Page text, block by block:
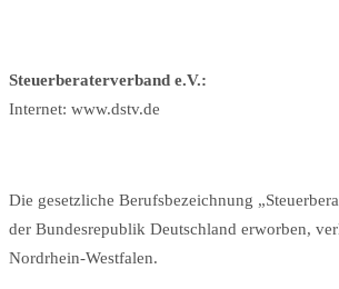
Steuerberaterverband e.V.:
Internet: www.dstv.de
Die gesetzliche Berufsbezeichnung
der Bundesrepublik Deutschland erworben,
Nordrhein-Westfalen.